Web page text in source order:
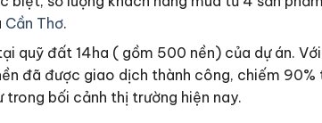
Cần Thơ.
quỹ đất 14ha ( gồm 500 nền) của dự án.
đã được giao dịch thành công, chiếm
bối cảnh thị trường hiện nay.